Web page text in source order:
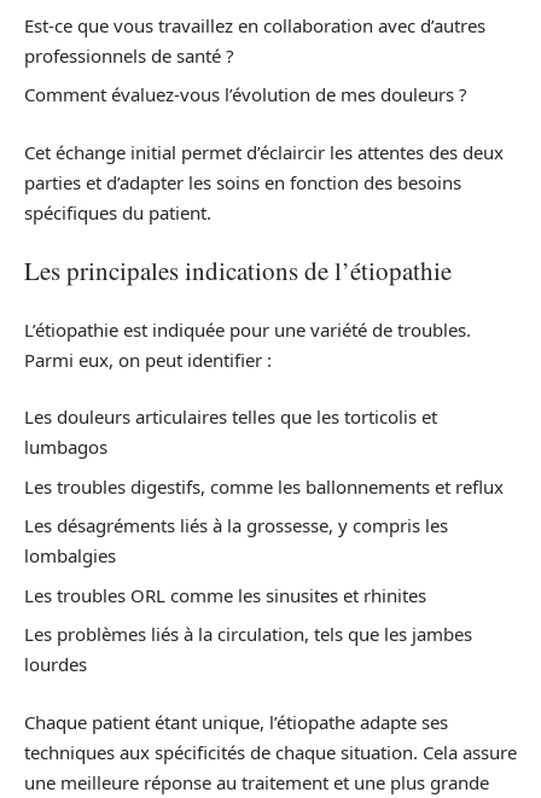
Est-ce que vous travaillez en collaboration avec d’autres
professionnels de santé ?
Comment évaluez-vous l’évolution de mes douleurs ?
Cet échange initial permet d’éclaircir les attentes des deux
parties et d’adapter les soins en fonction des besoins
spécifiques du patient.
Les principales indications de l’étiopathie
L’étiopathie est indiquée pour une variété de troubles.
Parmi eux, on peut identifier :
Les douleurs articulaires telles que les torticolis et
lumbagos
Les troubles digestifs, comme les ballonnements et reflux
Les désagréments liés à la grossesse, y compris les
lombalgies
Les troubles ORL comme les sinusites et rhinites
Les problèmes liés à la circulation, tels que les jambes
lourdes
Chaque patient étant unique, l’étiopathe adapte ses
techniques aux spécificités de chaque situation. Cela assure
une meilleure réponse au traitement et une plus grande